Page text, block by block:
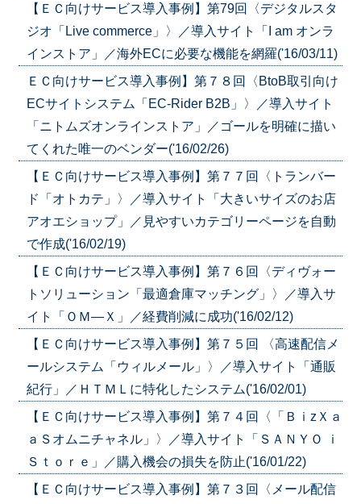
【ＥＣ向けサービス導入事例】第79回〈デジタルスタ
ジオ「Live commerce」〉／導入サイト「I am オンラ
インストア」／海外ECに必要な機能を網羅('16/03/11)
ＥＣ向けサービス導入事例】第７８回〈BtoB取引向け
ECサイトシステム「EC-Rider B2B」〉／導入サイト
「ニトムズオンラインストア」／ゴールを明確に描い
てくれた唯一のベンダー('16/02/26)
【ＥＣ向けサービス導入事例】第７７回〈トランバー
ド「オトカテ」〉／導入サイト「大きいサイズのお店
アオエショップ」／見やすいカテゴリーページを自動
で作成('16/02/19)
【ＥＣ向けサービス導入事例】第７６回〈ディヴォー
トソリューション「最適倉庫マッチング」〉／導入サ
イト「ＯＭ―Ｘ」／経費削減に成功('16/02/12)
【ＥＣ向けサービス導入事例】第７５回 〈高速配信メ
ールシステム「ウィルメール」〉／導入サイト「通販
紀行」／ＨＴＭＬに特化したシステム('16/02/01)
【ＥＣ向けサービス導入事例】第７４回〈「ＢｉzＸａ
ａＳオムニチャネル」〉／導入サイト「ＳＡＮＹＯ ｉ
Ｓｔｏｒｅ」／購入機会の損失を防止('16/01/22)
【ＥＣ向けサービス導入事例】第７３回〈メール配信